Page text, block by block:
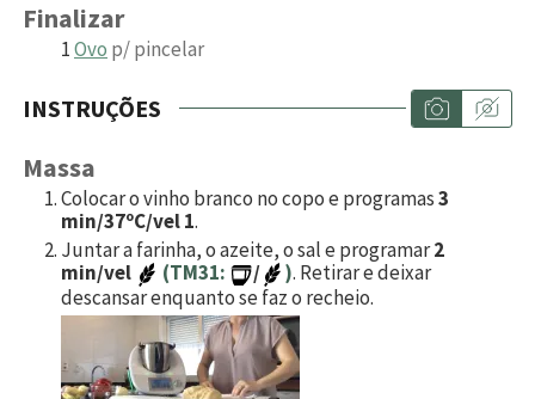
Finalizar
1Ovo p/ pincelar
INSTRUÇÕES
Massa
Colocar o vinho branco no copo e programas3
min/37ºC/vel 1.
Juntar a farinha, o azeite, o sal e programar2
min/vel
(TM31: / ). Retirar e deixar
descansar enquanto se faz o recheio.